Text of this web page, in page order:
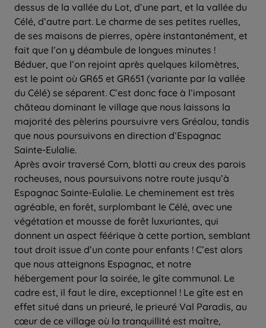
dessus de la vallée du Lot, d’une part, et la vallée du
Célé, d’autre part. Le charme de ses petites ruelles,
de ses maisons de pierres, opère instantanément, et
fait que l’on y déambule de longues minutes !
Béduer, que l’on rejoint après quelques kilomètres,
est le point où GR65 et GR651 (variante par la vallée
du Célé) se séparent. C’est donc face à l’imposant
château dominant le village que nous laissons la
majorité des pèlerins poursuivre vers Gréalou, tandis
que nous poursuivons en direction d’Espagnac
Sainte-Eulalie.
Après avoir traversé Corn, blotti au creux des parois
rocheuses, nous poursuivons notre route jusqu’à
Espagnac Sainte-Eulalie. Le cheminement est très
agréable, en forêt, surplombant le Célé, avec une
végétation et mousse de forêt luxuriantes, qui
donnent un aspect féérique à cette portion, semblant
tout droit issue d’un conte pour enfants ! C’est alors
que nous atteignons Espagnac, et notre
hébergement pour la soirée, le gîte communal. Le
cadre est, il faut le dire, exceptionnel ! Le gîte est en
effet situé dans un prieuré, le prieuré Val Paradis, au
cœur de ce village où la tranquillité est maître,